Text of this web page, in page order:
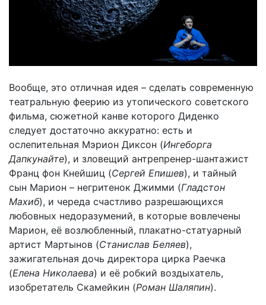
Вообще, это отличная идея – сделать современную
театральную феерию из утопического советского
фильма, сюжетной канве которого Диденко
следует достаточно аккуратно: есть и
ослепительная Мэрион Диксон (Ингеборга
Дапкунайте), и зловещий антрепренер-шантажист
Франц фон Кнейшиц (Сергей Епишев), и тайный
сын Марион – негритенок Джимми (Гладстон
Махиб), и череда счастливо разрешающихся
любовных недоразумений, в которые вовлечены
Марион, её возлюбленный, плакатно-статуарный
артист Мартынов (Станислав Беляев),
зажигательная дочь директора цирка Раечка
(Елена Николаева) и её робкий воздыхатель,
изобретатель Скамейкин (Роман Шаляпин).